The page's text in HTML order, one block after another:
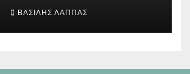
ΒΑΣΊΛΗΣ ΛΆΠΠΑΣ